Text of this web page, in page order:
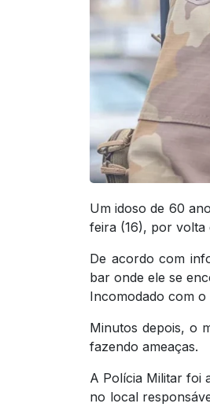
Um idoso de 60
feira (16), por volta
De acordo com
bar onde ele se
Incomodado com
Minutos depois, o
fazendo ameaças.
A Polícia Militar foi
no local